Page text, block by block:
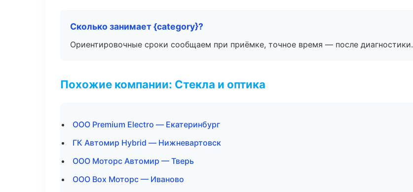
Сколько занимает {category}?
Ориентировочные сроки сообщаем при приёмке, точное время — после диагностики.
Похожие компании: Стекла и оптика
ООО Premium Electro — Екатеринбург
ГК Автомир Hybrid — Нижневартовск
ООО Моторс Автомир — Тверь
ООО Box Моторс — Иваново